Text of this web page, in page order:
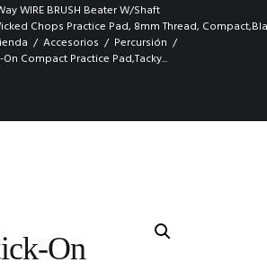
WIRE BRUSH Beater W/Shaft
Chops Practice Pad, 8mm Thread,
Accesorios
Percursión
On Compact Practice Pad,Tacky...
On